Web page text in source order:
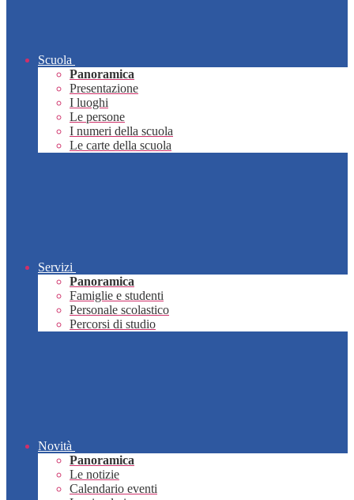
Scuola
Panoramica
Presentazione
I luoghi
Le persone
I numeri della scuola
Le carte della scuola
Servizi
Panoramica
Famiglie e studenti
Personale scolastico
Percorsi di studio
Novità
Panoramica
Le notizie
Calendario eventi